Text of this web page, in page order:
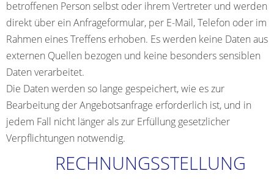
betroffenen Person selbst oder ihrem Vertreter und werden
direkt über ein Anfrageformular, per E-Mail, Telefon oder im
Rahmen eines Treffens erhoben. Es werden keine Daten aus
externen Quellen bezogen und keine besonders sensiblen
Daten verarbeitet.
Die Daten werden so lange gespeichert, wie es zur
Bearbeitung der Angebotsanfrage erforderlich ist, und in
jedem Fall nicht länger als zur Erfüllung gesetzlicher
Verpflichtungen notwendig.
RECHNUNGSSTELLUNG